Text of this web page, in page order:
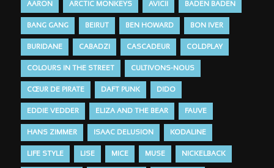
AARON ARCTIC MONKEYS AVICII BADEN BADEN
BANG GANG BEIRUT BEN HOWARD BON IVER
BURIDANE CABADZI CASCADEUR COLDPLAY
COLOURS IN THE STREET CULTIVONS-NOUS
CŒUR DE PIRATE DAFT PUNK DIDO
EDDIE VEDDER ELIZA AND THE BEAR FAUVE
HANS ZIMMER ISAAC DELUSION KODALINE
LIFE STYLE LISE MICE MUSE NICKELBACK